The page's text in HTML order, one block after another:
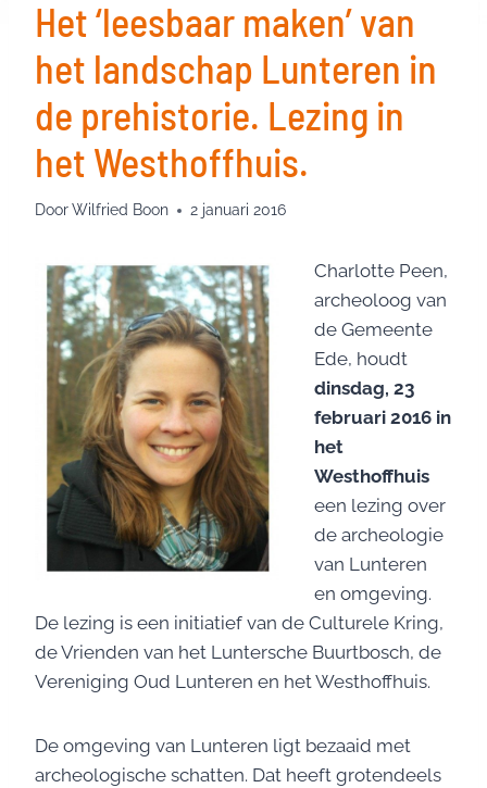
Het ‘leesbaar maken’ van
het landschap Lunteren in
de prehistorie. Lezing in
het Westhoffhuis.
DoorWilfried Boon 2 januari 2016
Charlotte Peen,
archeoloog van
de Gemeente
Ede, houdt
dinsdag, 23
februari 2016 in
het
Westhoffhuis
een lezing over
de archeologie
van Lunteren
en omgeving.
De lezing is een initiatief van de Culturele Kring,
de Vrienden van het Luntersche Buurtbosch, de
Vereniging Oud Lunteren en het Westhoffhuis.
De omgeving van Lunteren ligt bezaaid met
archeologische schatten. Dat heeft grotendeels